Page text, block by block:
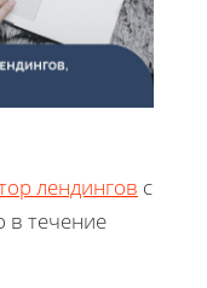
лендингов с
в течение